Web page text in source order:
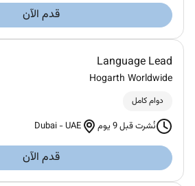
قدم الآن
Language Lead
Hogarth Worldwide
دوام كامل
نُشرت قبل 9 يوم Dubai -UAE
قدم الآن